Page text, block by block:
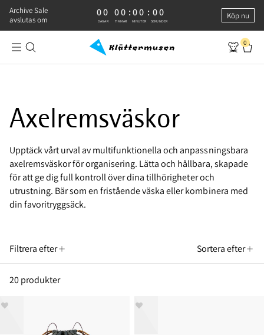
Archive Sale
avslutas om
0 DAGAR, 0 TIMMAR, 0 MINUTER, 0 SEKUNDER
00
DAGAR
00
TIMMAR
:00
MINUTER
: 00
SEKUNDER
Köp nu
0
Axelremsväskor
Upptäck vårt urval av multifunktionella och anpassningsbara
axelremsväskor för organisering. Lätta och hållbara, skapade
för att ge dig full kontroll över dina tillhörigheter och
utrustning. Bär som en fristående väska eller kombinera med
din favoritryggsäck.
Filtrera efter Sortera efter
20 produkter